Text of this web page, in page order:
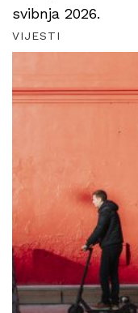
svibnja 2026.
VIJESTI